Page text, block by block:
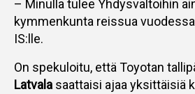
– Minulla tulee Yhdysvaltoihin
kymmenkunta reissua
IS:lle.
On spekuloitu, että Toyotan
Latvala saattaisi ajaa yksittäisiä